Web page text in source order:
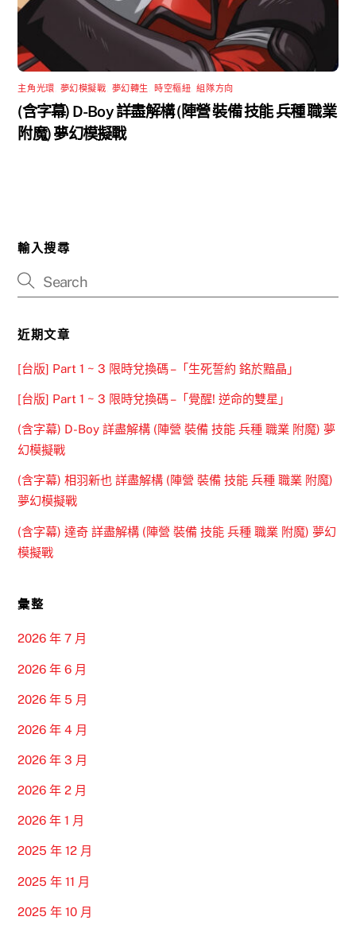
主角光環 夢幻模擬戰 夢幻轉生 ,時空樞紐 ,組隊方向
(含字幕) D-Boy 詳盡解構 (陣營 裝備 技能 兵種 職業
附魔) 夢幻模擬戰
輸入搜尋
近期文章
[台版] Part 1 ~ 3 限時兌換碼 –「生死誓約 銘於黯晶」
[台版] Part 1 ~ 3 限時兌換碼 –「覺醒! 逆命的雙星」
(含字幕) D-Boy 詳盡解構 (陣營 裝備 技能 兵種 職業 附魔) 夢
幻模擬戰
(含字幕) 相羽新也 詳盡解構 (陣營 裝備 技能 兵種 職業 附魔)
夢幻模擬戰
(含字幕) 達奇 詳盡解構 (陣營 裝備 技能 兵種 職業 附魔) 夢幻
模擬戰
彙整
2026 年 7 月
2026 年 6 月
2026 年 5 月
2026 年 4 月
2026 年 3 月
2026 年 2 月
2026 年 1 月
2025 年 12 月
2025 年 11 月
2025 年 10 月